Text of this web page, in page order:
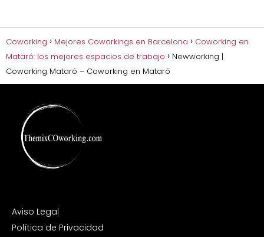
Coworking Mejores Coworkings en Barcelona
Coworking en
Mataró: los mejores espacios de trabajo
Newworking |
Coworking Mataró – Coworking en Mataró
Aviso Legal
Política de Privacidad